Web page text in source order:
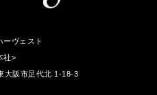
ーヴェスト
社>
大阪市足代北 1-18-3